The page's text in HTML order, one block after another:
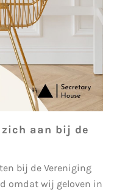
aan bij de
bij de Vereniging
omdat wij geloven in